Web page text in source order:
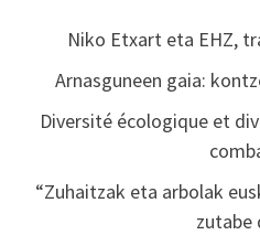
Niko Etxart eta EHZ,
Arnasguneen gaia:
Diversité écologique et
“Zuhaitzak eta arbolak
zutabe